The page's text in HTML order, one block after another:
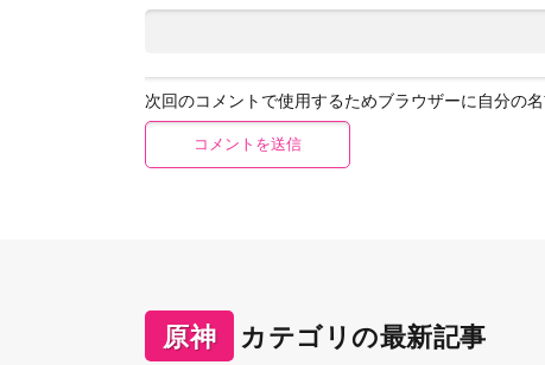
次回のコメントで使用するためブラウザーに自分の
原神 カテゴリの最新記事